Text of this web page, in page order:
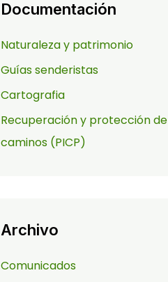
Documentación
Naturaleza y patrimonio
Guías senderistas
Cartografia
Recuperación y protección de
caminos (PICP)
Archivo
Comunicados